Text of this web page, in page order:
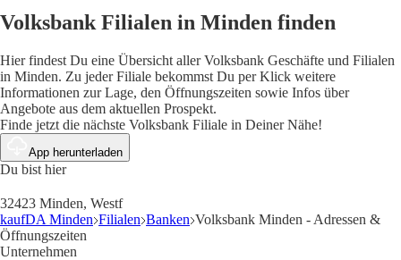
Volksbank Filialen in Minden finden
Hier findest Du eine Übersicht aller Volksbank Geschäfte und Filialen
in Minden. Zu jeder Filiale bekommst Du per Klick weitere
Informationen zur Lage, den Öffnungszeiten sowie Infos über
Angebote aus dem aktuellen Prospekt.
Finde jetzt die nächste Volksbank Filiale in Deiner Nähe!
App herunterladen
Du bist hier
32423 Minden, Westf
kaufDA Minden Filialen Banken Volksbank Minden - Adressen &
Öffnungszeiten
Unternehmen